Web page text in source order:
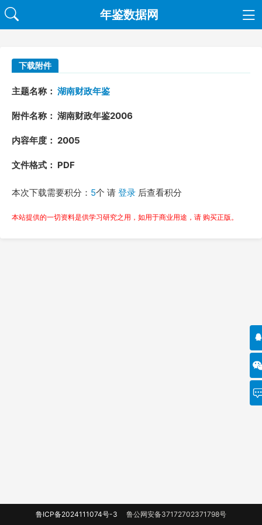
年鉴数据网
下载附件
主题名称： 湖南财政年鉴
附件名称： 湖南财政年鉴2006
内容年度： 2005
文件格式： PDF
本次下载需要积分： 5个 请 登录 后查看积分
本站提供的一切资料是供学习研究之用，如用于商业用途，请 购买正版。
鲁ICP备2024111074号-3 鲁公网安备37172702371798号